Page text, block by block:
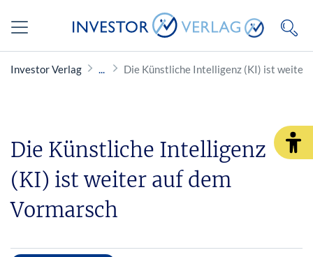
Investor Verlag Die Künstliche Intelligenz (KI) ist weiter
Die Künstliche Intelligenz
(KI) ist weiter auf dem
Vormarsch